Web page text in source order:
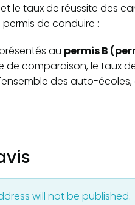
le taux de réussite des
de conduire :
au permis B
de comparaison, le taux
des auto-écoles,
will not be published.